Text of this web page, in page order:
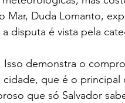
Mar, Duda Lomanto,
disputa é vista pela
Isso demonstra o
que é o principal
que só Salvador